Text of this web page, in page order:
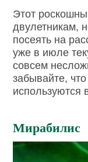
Этот
двулетникам,
посеять на
уже в июле
совсем
забывайте,
используются
Мирабилис